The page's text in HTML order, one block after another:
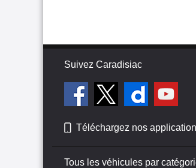
Suivez Caradisiac
Téléchargez nos
Tous les véhicules par